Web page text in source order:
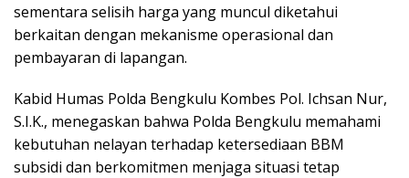
sementara selisih harga yang muncul diketahui
berkaitan dengan mekanisme operasional dan
pembayaran di lapangan.
Kabid Humas Polda Bengkulu Kombes Pol. Ichsan Nur,
S.I.K., menegaskan bahwa Polda Bengkulu memahami
kebutuhan nelayan terhadap ketersediaan BBM
subsidi dan berkomitmen menjaga situasi tetap